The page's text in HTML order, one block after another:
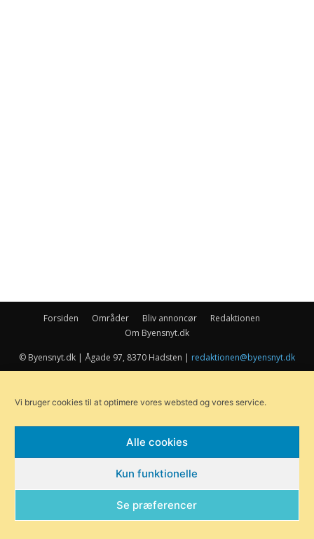
Forsiden Områder Bliv annoncør
Redaktionen
Om Byensnyt.dk
© Byensnyt.dk | Ågade 97, 8370 Hadsten | redaktionen@byensnyt.dk
Vi bruger cookies til at optimere vores websted og vores service.
Alle cookies
Kun funktionelle
Se præferencer